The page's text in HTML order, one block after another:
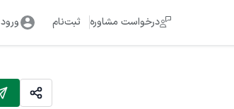
درخواست مشاوره ثبت‌نام ورود